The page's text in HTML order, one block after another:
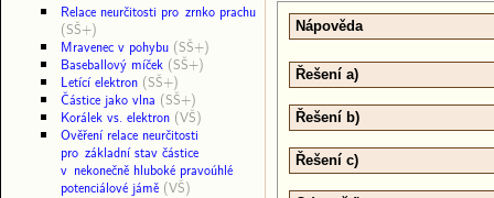
Nápověda
Řešení a)
Řešení b)
Řešení c)
Relace neurčitosti pro zrnko prachu
(SŠ+)
Mravenec v pohybu (SŠ+)
Baseballový míček (SŠ+)
Letící elektron (SŠ+)
Částice jako vlna (SŠ+)
Korálek vs. elektron (VŠ)
Ověření relace neurčitosti
pro základní stav částice
v nekonečně hluboké pravoúhlé
potenciálové jámě (VŠ)